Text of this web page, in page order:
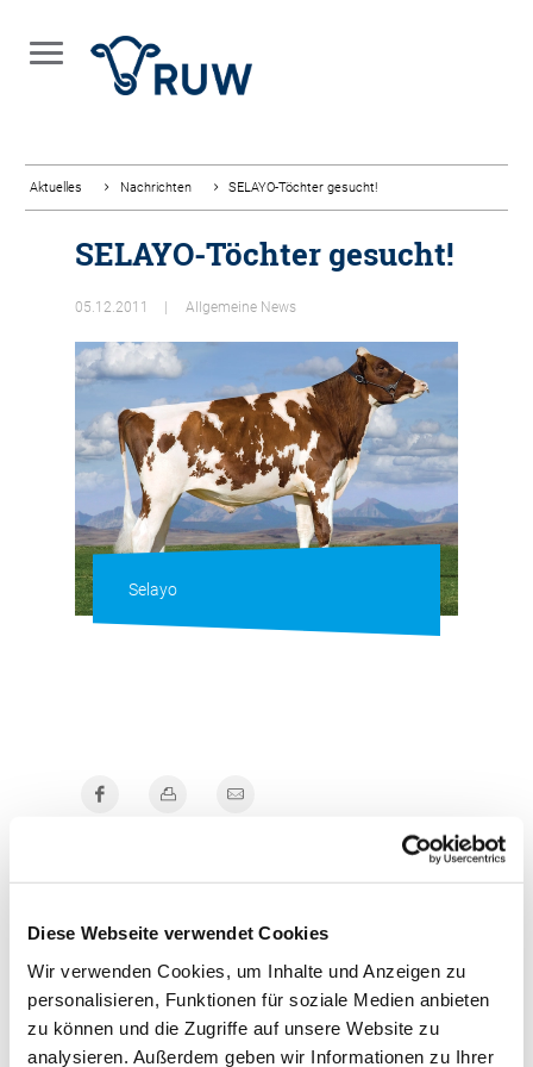
Diese Webseite verwendet Cookies
Wir verwenden Cookies, um Inhalte und Anzeigen zu
personalisieren, Funktionen für soziale Medien anbieten
zu können und die Zugriffe auf unsere Website zu
analysieren. Außerdem geben wir Informationen zu Ihrer
Aktuelles Nachrichten SELAYO-Töchter gesucht!
SELAYO-Töchter gesucht!
05.12.2011 Allgemeine News
Selayo
Holsteinfamilien weltweit. Allein seine Abstammung mit
Enhancer (Großmutter von September RF) x EX Sir
Christopher ist zweifellos einzigartig für einen Red
Holstein-Bullen. Elayo-Söhne wird es viele geben, aber
SELAYO ist schon heute ein ganz besonderer, denn er